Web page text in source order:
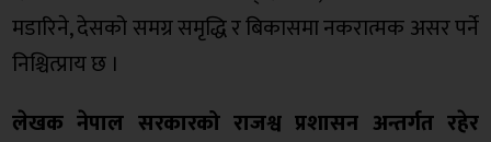
मडारिने, देसको समग्र समृद्धि र बिकासमा नकरात्मक असर पर्ने
निश्चित्प्राय छ ।
लेखक नेपाल सरकारको राजश्व प्रशासन अन्तर्गत रहेर